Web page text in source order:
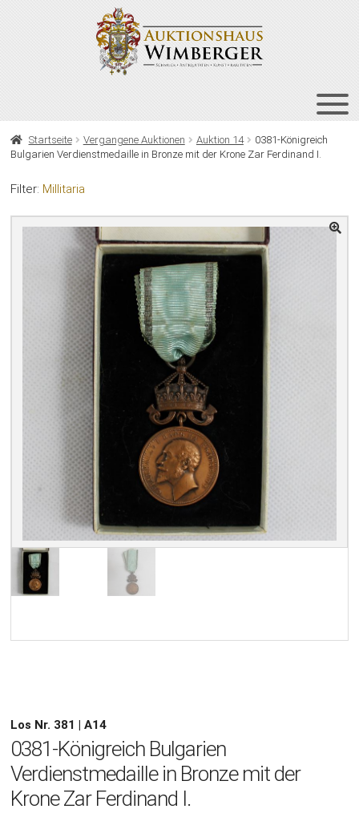
HOME
VERGANGENE AUKTIONEN
ÜBER UNS
KONTAKT
NEWSLETTER
Startseite Vergangene Auktionen Auktion 14
0381-Königreich
Bulgarien Verdienstmedaille in Bronze mit der Krone Zar Ferdinand I.
Filter: Millitaria
Los Nr. 381 | A14
0381-Königreich Bulgarien
Verdienstmedaille in Bronze mit der
Krone Zar Ferdinand I.